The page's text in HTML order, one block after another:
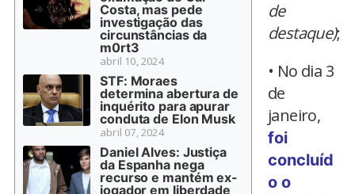
Costa, mas pede
investigação das
circunstâncias da
m0rt3
abril 10, 2024
STF: Moraes
determina abertura de
inquérito para apurar
conduta de Elon Musk
abril 07, 2024
Daniel Alves: Justiça
da Espanha nega
recurso e mantém ex-
jogador em liberdade
de
destaque);
• No dia 3
de
janeiro,
foi
concluíd
o o